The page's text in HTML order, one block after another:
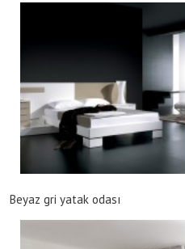
Beyaz gri yatak odası